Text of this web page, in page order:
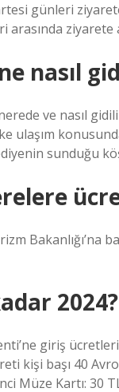
günleri
ziyarete
nasıl
ve nasıl
ulaşım
sunduğu
Bakanlığı’na
2024?
giriş
kişi başı 40
Müze Kartı: 30